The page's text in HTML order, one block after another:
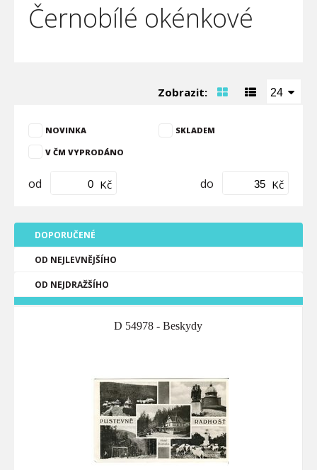
Černobílé okénkové
Zobrazit: 24
NOVINKA SKLADEM
V ČM VYPRODÁNO
od Kč do Kč
DOPORUČENÉ
OD NEJLEVNĚJŠÍHO
OD NEJDRAŽŠÍHO
D 54978 - Beskydy